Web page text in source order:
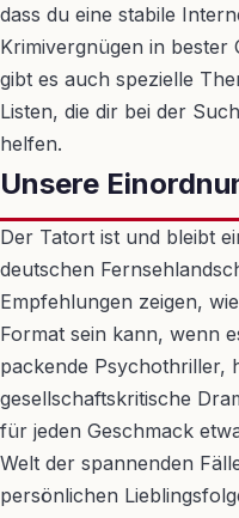
dass du eine stabile
Krimivergnügen in bester
gibt es auch spezielle
Listen, die dir bei der
helfen.
Unsere
Der Tatort ist und bleibt
deutschen
Empfehlungen zeigen,
Format sein kann, wenn
packende Psychothriller,
gesellschaftskritische
für jeden Geschmack
Welt der spannenden
persönlichen